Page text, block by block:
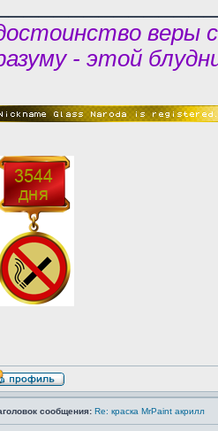
веры
- этой
сообщения: Re: краска MrPaint акрилл